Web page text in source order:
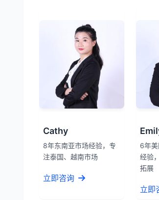
Cathy
8年东南亚市场经验，专
注泰国、越南市场
立即咨询
6年
经验
拓展
立即